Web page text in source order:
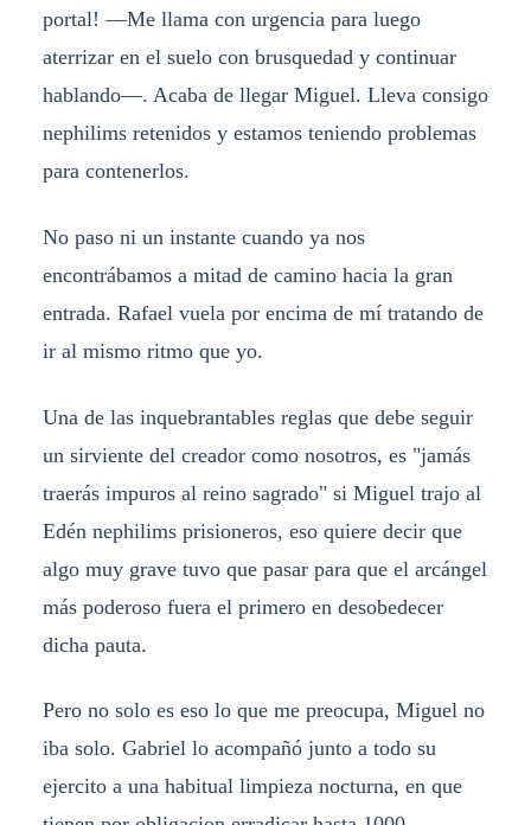
portal! —Me llama con urgencia para luego
aterrizar en el suelo con brusquedad y continuar
hablando—. Acaba de llegar Miguel. Lleva consigo
nephilims retenidos y estamos teniendo problemas
para contenerlos.
No paso ni un instante cuando ya nos
encontrábamos a mitad de camino hacia la gran
entrada. Rafael vuela por encima de mí tratando de
ir al mismo ritmo que yo.
Una de las inquebrantables reglas que debe seguir
un sirviente del creador como nosotros, es "jamás
traerás impuros al reino sagrado" si Miguel trajo al
Edén nephilims prisioneros, eso quiere decir que
algo muy grave tuvo que pasar para que el arcángel
más poderoso fuera el primero en desobedecer
dicha pauta.
Pero no solo es eso lo que me preocupa, Miguel no
iba solo. Gabriel lo acompañó junto a todo su
ejercito a una habitual limpieza nocturna, en que